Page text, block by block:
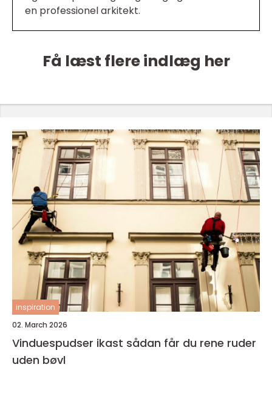
en professionel arkitekt.
Få læst flere indlæg her
inspiration
02. March 2026
Vinduespudser ikast sådan får du rene ruder
uden bøvl